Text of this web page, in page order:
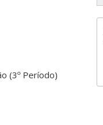
(3º Período)